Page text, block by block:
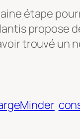
étape
propose
trouvé un